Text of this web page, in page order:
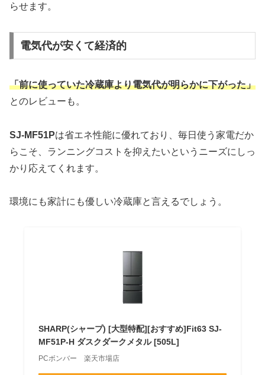
らせます。
電気代が安くて経済的
「前に使っていた冷蔵庫より電気代が明らかに下がった」
とのレビューも。
SJ-MF51Pは省エネ性能に優れており、毎日使う家電だか
らこそ、ランニングコストを抑えたいというニーズにしっ
かり応えてくれます。
環境にも家計にも優しい冷蔵庫と言えるでしょう。
SHARP(シャープ) [大型特配][おすすめ]Fit63 SJ-
MF51P-H ダスクダークメタル [505L]
PCボンバー 楽天市場店